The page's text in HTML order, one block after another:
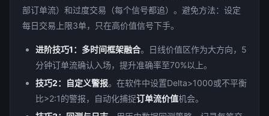
部订单流）和过度交易（每个信号都追）。避免方法：设定
每日交易上限3单，只在高价值信号下手。
进阶技巧1：多时间框架融合。日线价值区作为大方向，5
分钟订单流确认入场，提升准确率至70%以上。
技巧2：自定义警报。在软件中设置Delta>1000或不平衡
比>2:1的警报，自动化捕捉订单流价值机会。